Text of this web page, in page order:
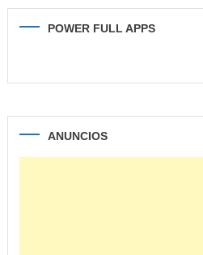
POWER FULL APPS
ANUNCIOS